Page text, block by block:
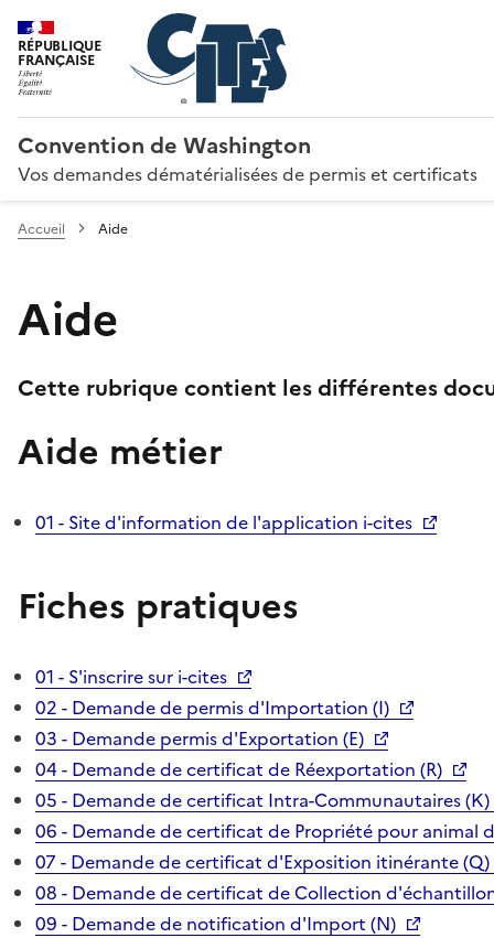
RÉPUBLIQUE
FRANÇAISE
Convention de Washington
Vos demandes dématérialisées de permis et certificats
Accueil Aide
Aide
Cette rubrique contient les différentes
Aide métier
01 - Site d'information de l'application i-cites
Fiches pratiques
01 - S'inscrire sur i-cites
02 - Demande de permis d'Importation (I)
03 - Demande permis d'Exportation (E)
04 - Demande de certificat de Réexportation (R)
05 - Demande de certificat Intra-Communautaires (K)
06 - Demande de certificat de Propriété pour animal
07 - Demande de certificat d'Exposition itinérante (Q)
08 - Demande de certificat de Collection
09 - Demande de notification d'Import (N)